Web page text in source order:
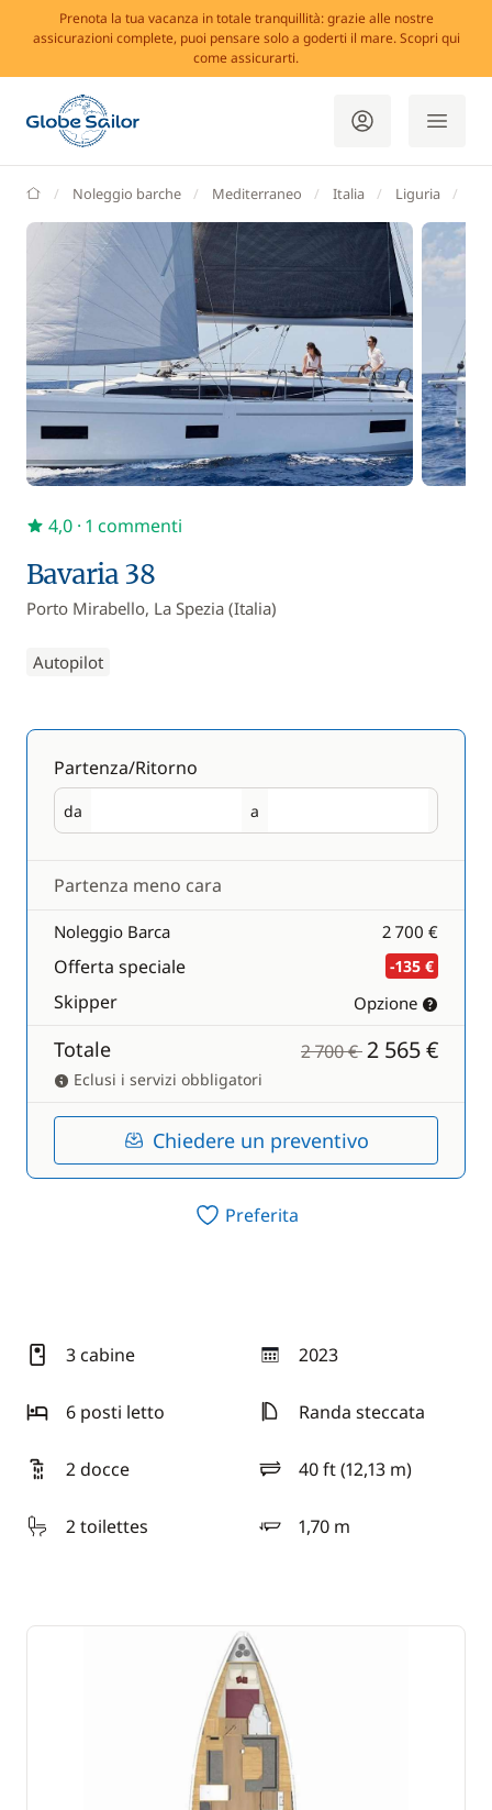
Prenota la tua vacanza in totale tranquillità: grazie alle nostre
assicurazioni complete, puoi pensare solo a goderti il mare. Scopri qui
come assicurarti.
GlobeSailor
Noleggio barche Mediterraneo Italia Liguria
Bavaria 38
Porto Mirabello, La Spezia (Italia)
Autopilot
4,0 · 1 commenti
Partenza/Ritorno
da
Partenza a
Ritorno
Partenza meno cara
Noleggio Barca 2 700 €
Offerta speciale -135 €
Skipper Opzione
Totale 2 700 €2 565 €
Eclusi i servizi obbligatori
Chiedere un preventivo
Preferita
3 cabine 2023
anno
6 posti letto
Randa steccata
2 docce 40 ft (12,13 m)
lunghezza
2 toilettes
1,70 m
pescaggio